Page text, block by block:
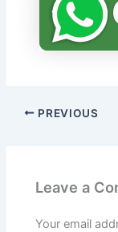
PREVIOUS
Leave a
Your email